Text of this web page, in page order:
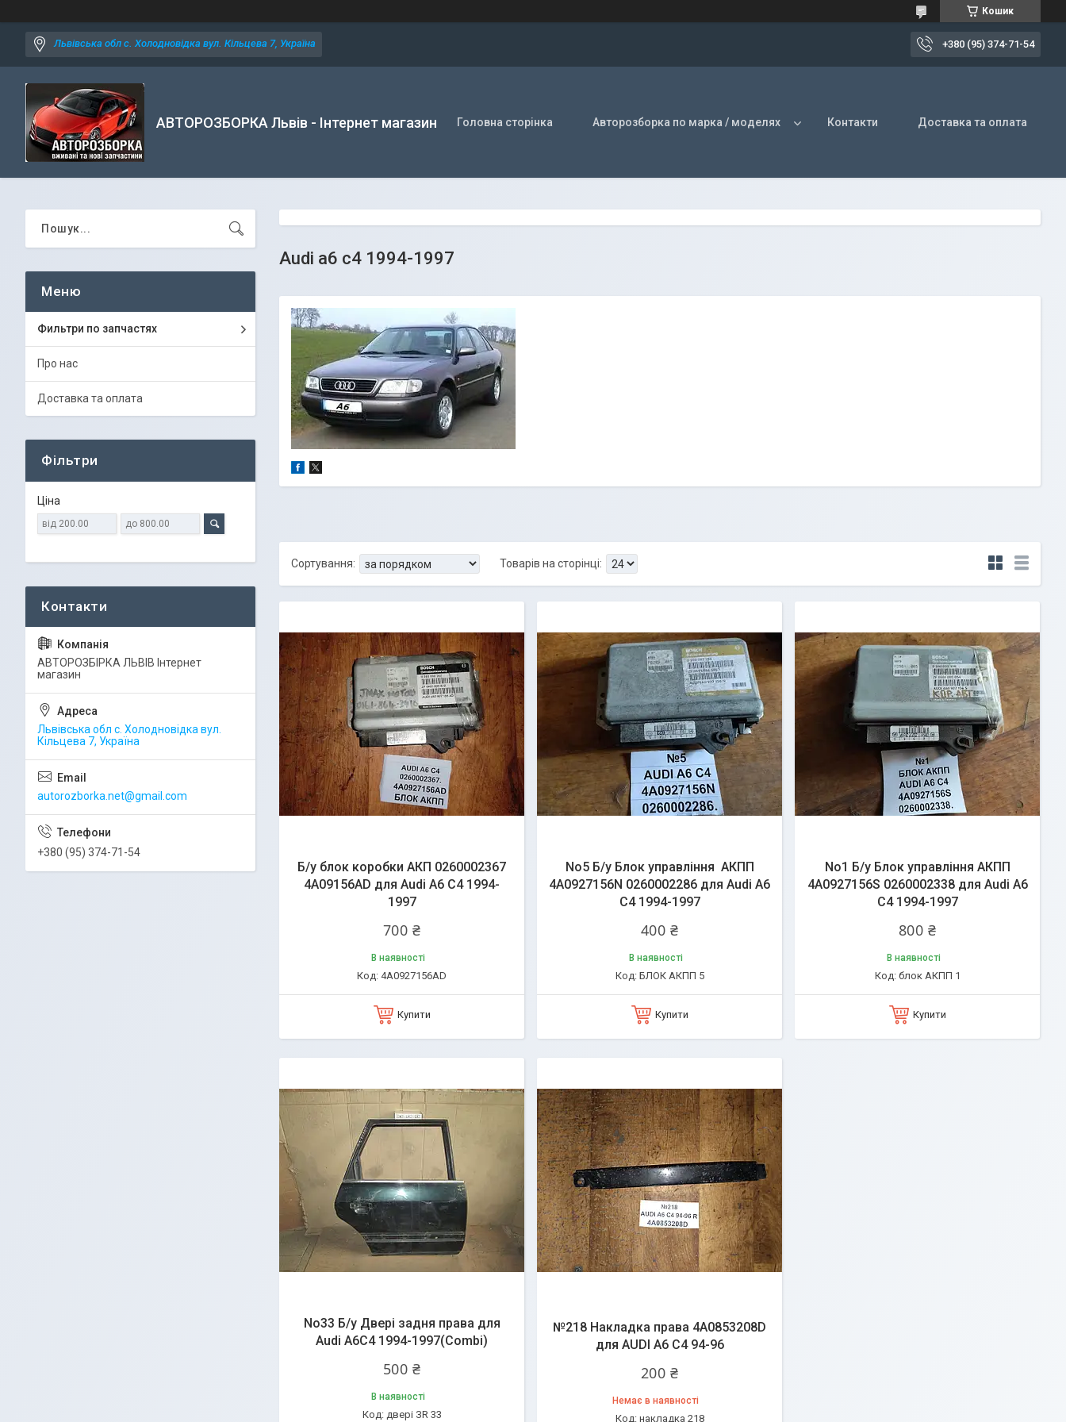
Кошик
Львівська обл с. Холодновідка вул. Кільцева 7, Україна +380 (95) 374-71-54
АВТОРОЗБОРКА Львів - Інтернет магазин Головна сторінка Авторозборка по марка / моделях Контакти Доставка та оплата
Audi a6 c4 1994-1997
Б/у блок коробки АКП 0260002367
4A09156AD для Audi A6 C4 1994-
1997
700 ₴
В наявності
4A0927156AD
Купити
No5 Б/у Блок управління АКПП
4A0927156N 0260002286 для Audi A6
C4 1994-1997
400 ₴
В наявності
БЛОК АКПП 5
Купити
No1 Б/у Блок управління АКПП
4A0927156S 0260002338 для Audi A6
C4 1994-1997
800 ₴
В наявності
блок АКПП 1
Купити
No33 Б/у Двері задня права для
Audi A6C4 1994-1997(Combi)
500 ₴
В наявності
двері ЗR 33
№218 Накладка права 4A0853208D
для AUDI A6 C4 94-96
200 ₴
Немає в наявності
накладка 218
Фильтри по запчастях
Про нас
Доставка та оплата
Фільтри
Ціна
АВТОРОЗБІРКА ЛЬВІВ Інтернет
магазин
Львівська обл с. Холодновідка вул.
Кільцева 7, Україна
autorozborka.net@gmail.com
+380 (95) 374-71-54